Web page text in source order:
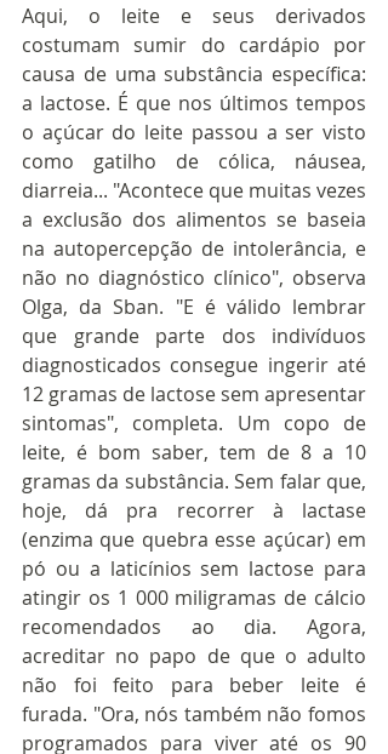
Aqui, o leite e seus derivados
costumam sumir do cardápio por
causa de uma substância específica:
a lactose. É que nos últimos tempos
o açúcar do leite passou a ser visto
como gatilho de cólica, náusea,
diarreia... "Acontece que muitas vezes
a exclusão dos alimentos se baseia
na autopercepção de intolerância, e
não no diagnóstico clínico", observa
Olga, da Sban. "E é válido lembrar
que grande parte dos indivíduos
diagnosticados consegue ingerir até
12 gramas de lactose sem apresentar
sintomas", completa. Um copo de
leite, é bom saber, tem de 8 a 10
gramas da substância. Sem falar que,
hoje, dá pra recorrer à lactase
(enzima que quebra esse açúcar) em
pó ou a laticínios sem lactose para
atingir os 1 000 miligramas de cálcio
recomendados ao dia. Agora,
acreditar no papo de que o adulto
não foi feito para beber leite é
furada. "Ora, nós também não fomos
programados para viver até os 90